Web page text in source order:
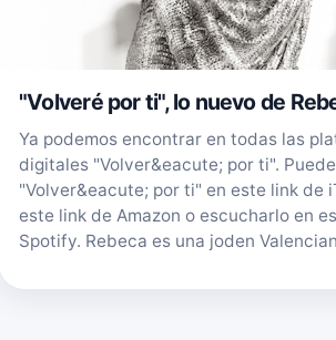
"Volveré por ti", lo nuevo de
Ya podemos encontrar en todas las
digitales "Volver&eacute; por ti".
"Volver&eacute; por ti" en este link de
este link de Amazon o escucharlo en
Spotify. Rebeca es una joden